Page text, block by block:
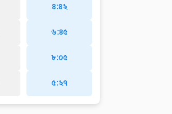
৪:৪২
৬:৪৫
৮:০৫
৫:২৭